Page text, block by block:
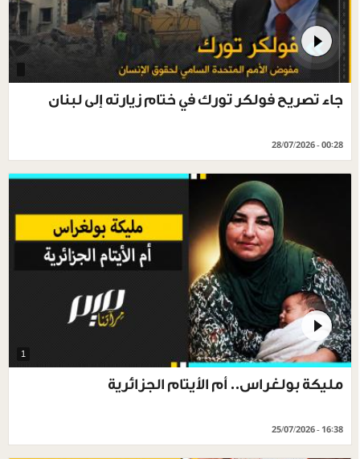
جاء تصريح فولكر تورك في ختام زيارته إلى لبنان
28/07/2026 - 00:28
1
مليكة بولغراس.. أم الأيتام الجزائرية
25/07/2026 - 16:38